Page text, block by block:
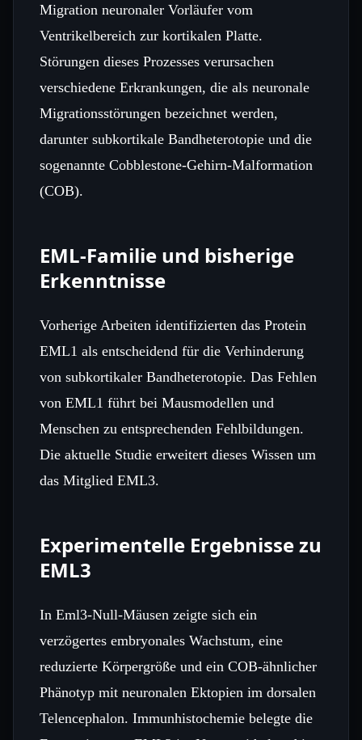
Migration neuronaler Vorläufer vom
Ventrikelbereich zur kortikalen Platte.
Störungen dieses Prozesses verursachen
verschiedene Erkrankungen, die als neuronale
Migrationsstörungen bezeichnet werden,
darunter subkortikale Bandheterotopie und die
sogenannte Cobblestone‑Gehirn‑Malformation
(COB).
EML‑Familie und bisherige
Erkenntnisse
Vorherige Arbeiten identifizierten das Protein
EML1 als entscheidend für die Verhinderung
von subkortikaler Bandheterotopie. Das Fehlen
von EML1 führt bei Mausmodellen und
Menschen zu entsprechenden Fehlbildungen.
Die aktuelle Studie erweitert dieses Wissen um
das Mitglied EML3.
Experimentelle Ergebnisse zu
EML3
In Eml3‑Null‑Mäusen zeigte sich ein
verzögertes embryonales Wachstum, eine
reduzierte Körpergröße und ein COB‑ähnlicher
Phänotyp mit neuronalen Ektopien im dorsalen
Telencephalon. Immunhistochemie belegte die